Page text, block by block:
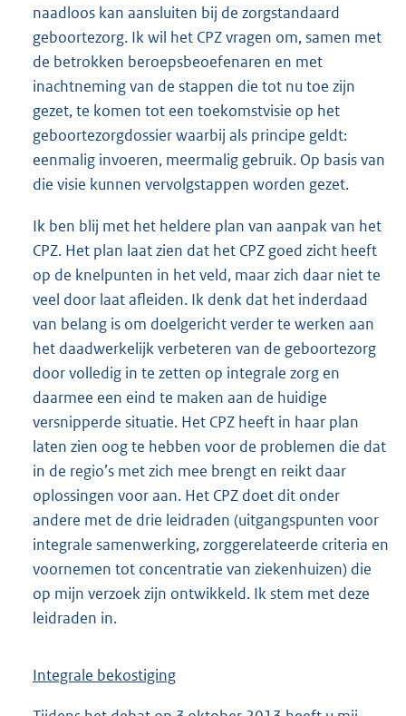
naadloos kan aansluiten bij de zorgstandaard
geboortezorg. Ik wil het CPZ vragen om, samen met
de betrokken beroepsbeoefenaren en met
inachtneming van de stappen die tot nu toe zijn
gezet, te komen tot een toekomstvisie op het
geboortezorgdossier waarbij als principe geldt:
eenmalig invoeren, meermalig gebruik. Op basis van
die visie kunnen vervolgstappen worden gezet.
Ik ben blij met het heldere plan van aanpak van het
CPZ. Het plan laat zien dat het CPZ goed zicht heeft
op de knelpunten in het veld, maar zich daar niet te
veel door laat afleiden. Ik denk dat het inderdaad
van belang is om doelgericht verder te werken aan
het daadwerkelijk verbeteren van de geboortezorg
door volledig in te zetten op integrale zorg en
daarmee een eind te maken aan de huidige
versnipperde situatie. Het CPZ heeft in haar plan
laten zien oog te hebben voor de problemen die dat
in de regio’s met zich mee brengt en reikt daar
oplossingen voor aan. Het CPZ doet dit onder
andere met de drie leidraden (uitgangspunten voor
integrale samenwerking, zorggerelateerde criteria en
voornemen tot concentratie van ziekenhuizen) die
op mijn verzoek zijn ontwikkeld. Ik stem met deze
leidraden in.
Integrale bekostiging